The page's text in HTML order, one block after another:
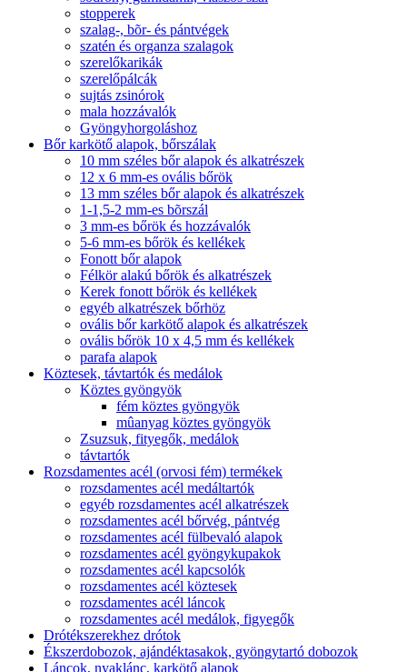
stopperek
szalag-, bõr- és pántvégek
szatén és organza szalagok
szerelőkarikák
szerelőpálcák
sujtás zsinórok
mala hozzávalók
Gyöngyhorgoláshoz
Bőr karkötő alapok, bőrszálak
10 mm széles bőr alapok és alkatrészek
12 x 6 mm-es ovális bőrök
13 mm széles bőr alapok és alkatrészek
1-1,5-2 mm-es bõrszál
3 mm-es bőrök és hozzávalók
5-6 mm-es bőrök és kellékek
Fonott bőr alapok
Félkör alakú bőrök és alkatrészek
Kerek fonott bőrök és kellékek
egyéb alkatrészek bőrhöz
ovális bőr karkötő alapok és alkatrészek
ovális bőrök 10 x 4,5 mm és kellékek
parafa alapok
Köztesek, távtartók és medálok
Köztes gyöngyök
fém köztes gyöngyök
mûanyag köztes gyöngyök
Zsuzsuk, fityegők, medálok
távtartók
Rozsdamentes acél (orvosi fém) termékek
rozsdamentes acél medáltartók
egyéb rozsdamentes acél alkatrészek
rozsdamentes acél bőrvég, pántvég
rozsdamentes acél fülbevaló alapok
rozsdamentes acél gyöngykupakok
rozsdamentes acél kapcsolók
rozsdamentes acél köztesek
rozsdamentes acél láncok
rozsdamentes acél medálok, figyegők
Drótékszerekhez drótok
Ékszerdobozok, ajándéktasakok, gyöngytartó dobozok
Láncok, nyaklánc, karkötő alapok